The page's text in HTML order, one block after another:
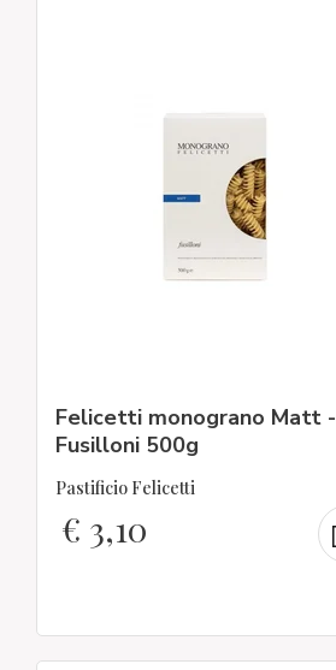
Felicetti monograno Matt -
Fusilloni 500g
Pastificio Felicetti
€ 3,10